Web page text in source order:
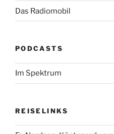
Das Radiomobil
PODCASTS
Im Spektrum
REISELINKS